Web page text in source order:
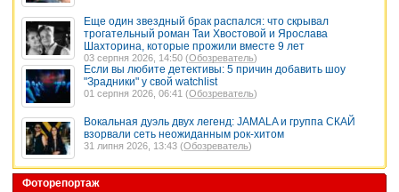
Еще один звездный брак распался: что скрывал
трогательный роман Таи Хвостовой и Ярослава
Шахторина, которые прожили вместе 9 лет
03 серпня 2026, 14:50 (Обозреватель)
Если вы любите детективы: 5 причин добавить шоу
"Зрадники" у свой watchlist
01 серпня 2026, 06:41 (Обозреватель)
Вокальная дуэль двух легенд: JAMALA и группа СКАЙ
взорвали сеть неожиданным рок-хитом
31 липня 2026, 13:43 (Обозреватель)
Фоторепортаж